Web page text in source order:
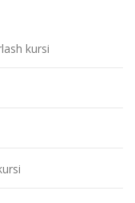
kursi